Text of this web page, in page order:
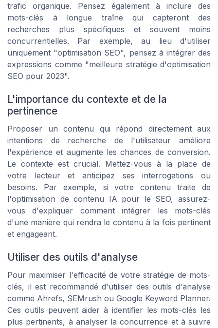
trafic organique. Pensez également à inclure des
mots-clés à longue traîne qui capteront des
recherches plus spécifiques et souvent moins
concurrentielles. Par exemple, au lieu d'utiliser
uniquement "optimisation SEO", pensez à intégrer des
expressions comme "meilleure stratégie d'optimisation
SEO pour 2023".
L'importance du contexte et de la
pertinence
Proposer un contenu qui répond directement aux
intentions de recherche de l'utilisateur améliore
l'expérience et augmente les chances de conversion.
Le contexte est crucial. Mettez-vous à la place de
votre lecteur et anticipez ses interrogations ou
besoins. Par exemple, si votre contenu traite de
l'optimisation de contenu IA pour le SEO, assurez-
vous d'expliquer comment intégrer les mots-clés
d'une manière qui rendra le contenu à la fois pertinent
et engageant.
Utiliser des outils d'analyse
Pour maximiser l'efficacité de votre stratégie de mots-
clés, il est recommandé d'utiliser des outils d'analyse
comme Ahrefs, SEMrush ou Google Keyword Planner.
Ces outils peuvent aider à identifier les mots-clés les
plus pertinents, à analyser la concurrence et à suivre